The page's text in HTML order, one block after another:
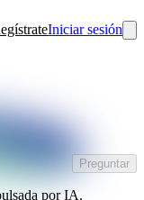
Iniciar sesión
Preguntar
por IA.